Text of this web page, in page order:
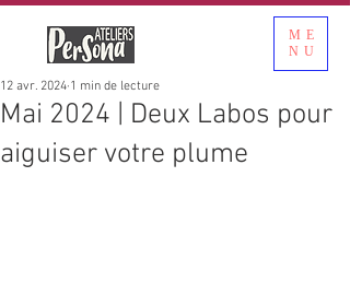
ME
NU
Mai 2024 | Deux Labos pour
aiguiser votre plume
12 avr. 2024 1 min de lecture